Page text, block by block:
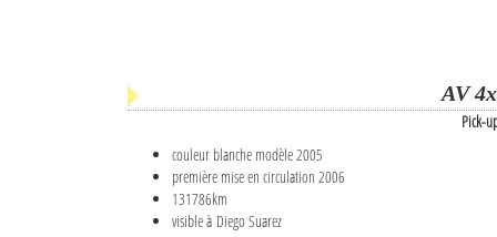
AV
Pick-
couleur blanche modèle 2005
première mise en circulation 2006
131786km
visible à Diego Suarez